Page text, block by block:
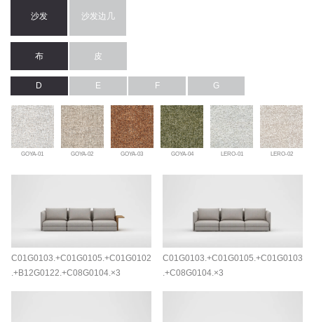
沙发 沙发边几
布 皮
D E F G
GOYA-01 GOYA-02 GOYA-03 GOYA-04 LERO-01 LERO-02
C01G0103.+C01G0105.+C01G0102
.+B12G0122.+C08G0104.×3
C01G0103.+C01G0105.+C01G0103
.+C08G0104.×3